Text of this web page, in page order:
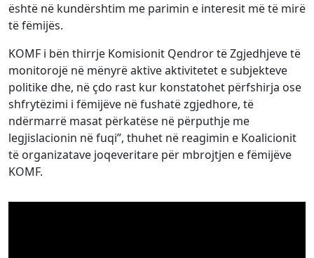
është në kundërshtim me parimin e interesit më të mirë
të fëmijës.
KOMF i bën thirrje Komisionit Qendror të Zgjedhjeve të
monitorojë në mënyrë aktive aktivitetet e subjekteve
politike dhe, në çdo rast kur konstatohet përfshirja ose
shfrytëzimi i fëmijëve në fushatë zgjedhore, të
ndërmarrë masat përkatëse në përputhje me
legjislacionin në fuqi”, thuhet në reagimin e Koalicionit
të organizatave joqeveritare për mbrojtjen e fëmijëve
KOMF.